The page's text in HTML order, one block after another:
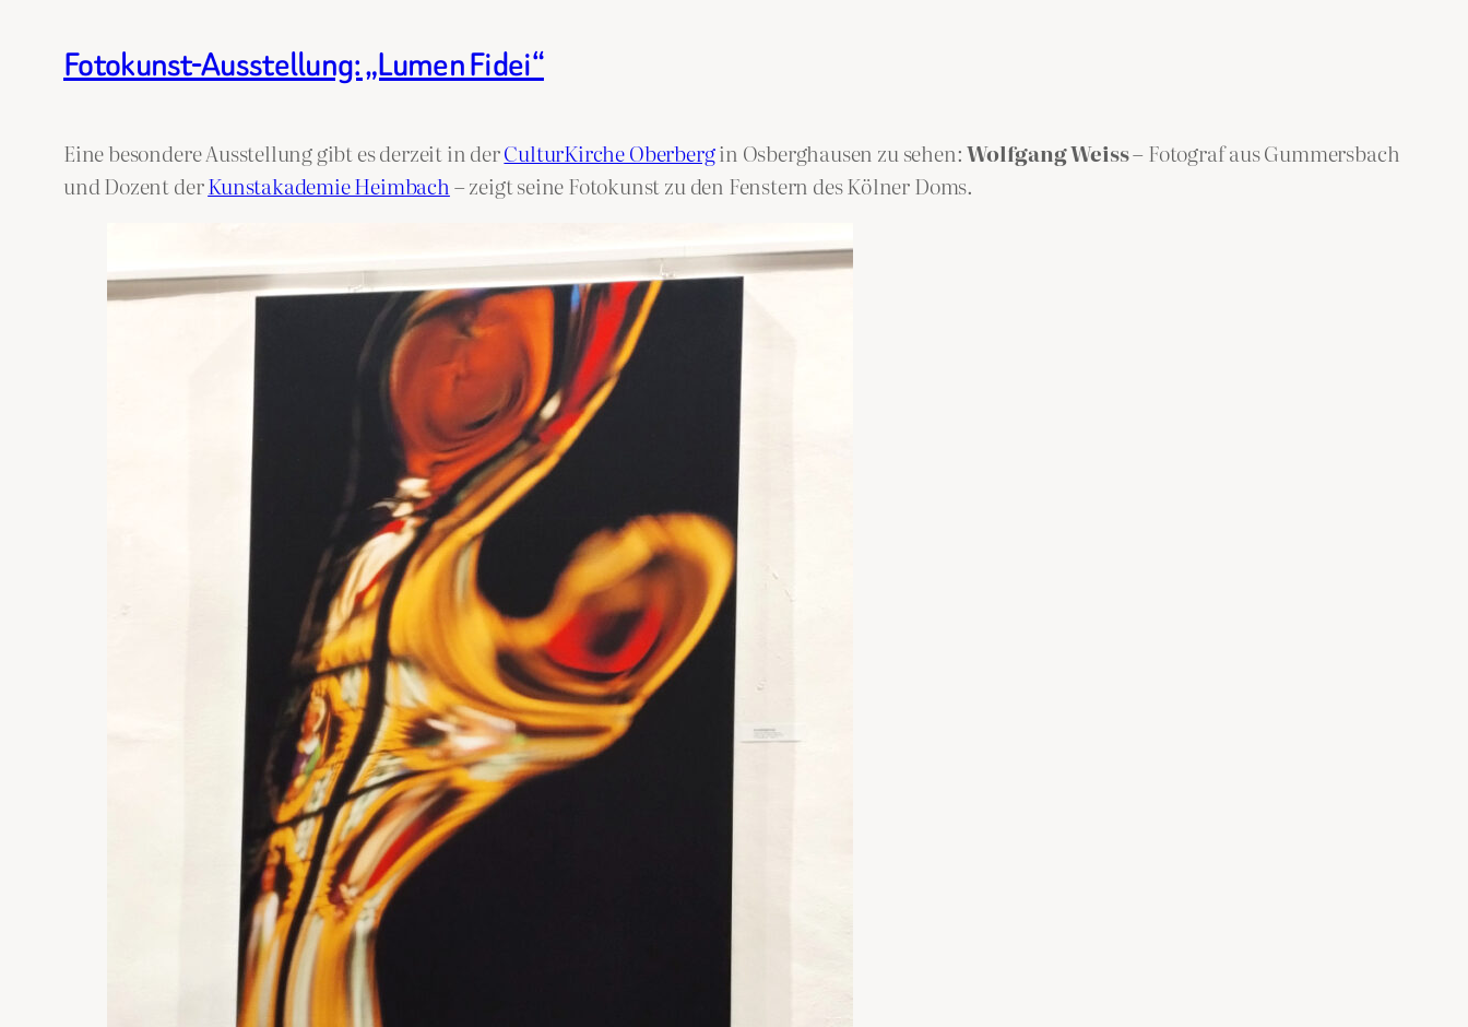
Fotokunst-Ausstellung: „Lumen Fidei“
Eine besondere Ausstellung gibt es derzeit in derCulturKirche Oberbergin Osberghausen zu sehen:Wolfgang Weiss– Fotograf aus Gummersbach
und Dozent derKunstakademie Heimbach – zeigt seine Fotokunst zu den Fenstern des Kölner Doms.